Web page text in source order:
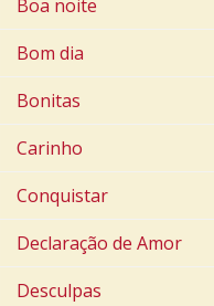
Boa noite
Bom dia
Bonitas
Carinho
Conquistar
Declaração de Amor
Desculpas